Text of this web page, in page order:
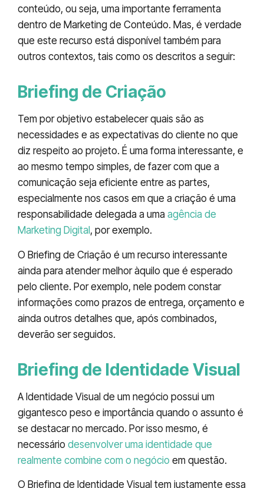
conteúdo, ou seja, uma importante ferramenta
dentro de Marketing de Conteúdo. Mas, é verdade
que este recurso está disponível também para
outros contextos, tais como os descritos a seguir:
Briefing de Criação
Tem por objetivo estabelecer quais são as
necessidades e as expectativas do cliente no que
diz respeito ao projeto. É uma forma interessante, e
ao mesmo tempo simples, de fazer com que a
comunicação seja eficiente entre as partes,
especialmente nos casos em que a criação é uma
responsabilidade delegada a uma agência de
Marketing Digital , por exemplo.
O Briefing de Criação é um recurso interessante
ainda para atender melhor àquilo que é esperado
pelo cliente. Por exemplo, nele podem constar
informações como prazos de entrega, orçamento e
ainda outros detalhes que, após combinados,
deverão ser seguidos.
Briefing de Identidade Visual
A Identidade Visual de um negócio possui um
gigantesco peso e importância quando o assunto é
se destacar no mercado. Por isso mesmo, é
necessário desenvolver uma identidade que
realmente combine com o negócio em questão.
O Briefing de Identidade Visual tem justamente essa